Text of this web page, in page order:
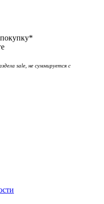
sale, не суммируется с